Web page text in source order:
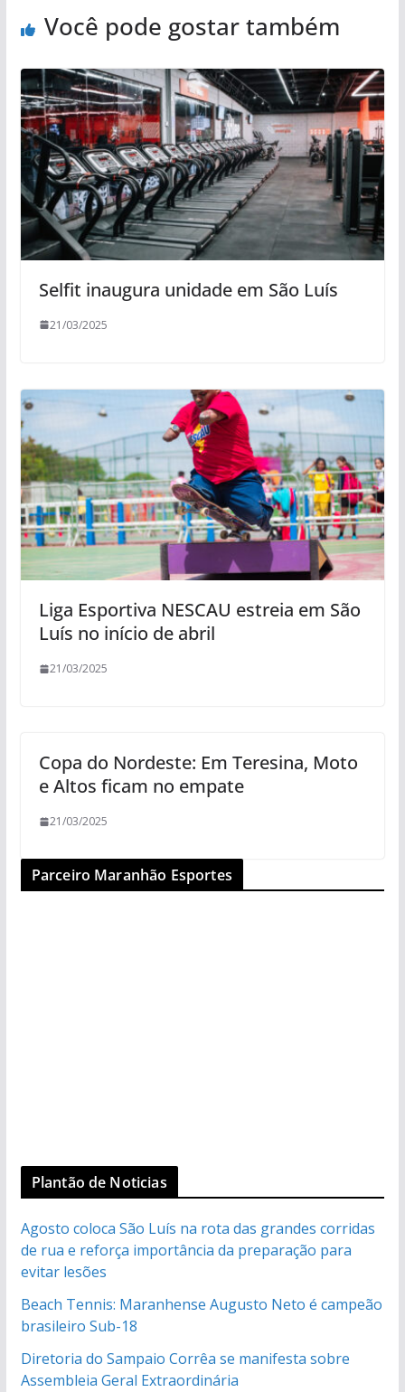
Você pode gostar também
Selfit inaugura unidade em São Luís
21/03/2025
Liga Esportiva NESCAU estreia em São
Luís no início de abril
21/03/2025
Copa do Nordeste: Em Teresina, Moto
e Altos ficam no empate
21/03/2025
Parceiro Maranhão Esportes
Plantão de Noticias
Agosto coloca São Luís na rota das grandes corridas
de rua e reforça importância da preparação para
evitar lesões
Beach Tennis: Maranhense Augusto Neto é campeão
brasileiro Sub-18
Diretoria do Sampaio Corrêa se manifesta sobre
Assembleia Geral Extraordinária